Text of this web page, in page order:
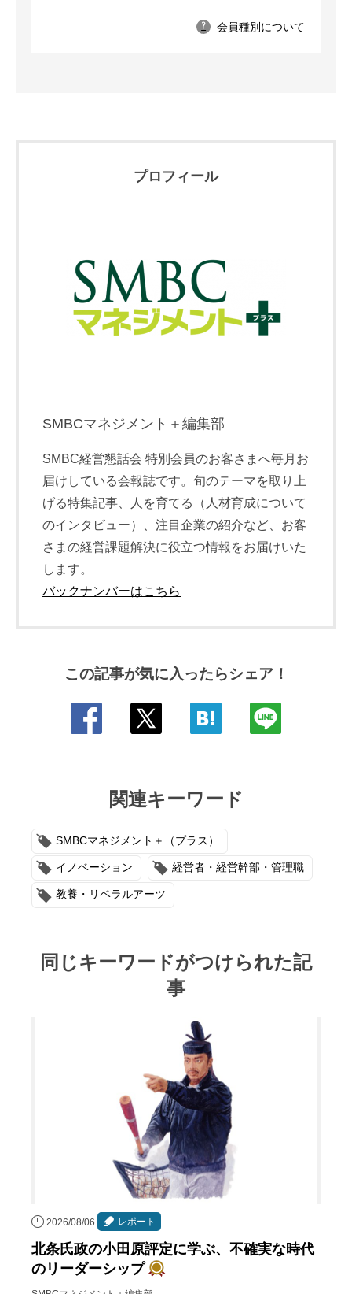
? 会員種別について
プロフィール
SMBCマネジメント＋編集部
SMBC経営懇話会 特別会員のお客さまへ毎月お
届けしている会報誌です。旬のテーマを取り上
げる特集記事、人を育てる（人材育成について
のインタビュー）、注目企業の紹介など、お客
さまの経営課題解決に役立つ情報をお届けいた
します。
バックナンバーはこちら
この記事が気に入ったらシェア！
関連キーワード
SMBCマネジメント＋（プラス）
イノベーション 経営者・経営幹部・管理職
教養・リベラルアーツ
同じキーワードがつけられた記
事
2026/08/06 レポート
北条氏政の小田原評定に学ぶ、不確実な時代
のリーダーシップ